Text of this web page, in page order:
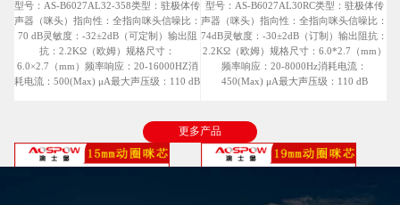
型号：AS-B6027AL32-358类型：驻极体传
声器（咪头）指向性：全指向咪头信噪比：
70 dB灵敏度：-32±2dB（可定制）输出阻
抗：2.2KΩ（欧姆）规格尺寸：
6.0×2.7（mm）频率响应：20-16000HZ消
耗电流：500(Max) μA最大声压级：110 dB
型号：AS-B6027AL30RC类型：驻极体传
声器（咪头）指向性：全指向咪头信噪比：
74dB灵敏度：-30±2dB（订制）输出阻抗：
2.2KΩ（欧姆）规格尺寸：6.0*2.7（mm）
频率响应：20-8000Hz消耗电流：
450(Max) μA最大声压级：110 dB
更多产品